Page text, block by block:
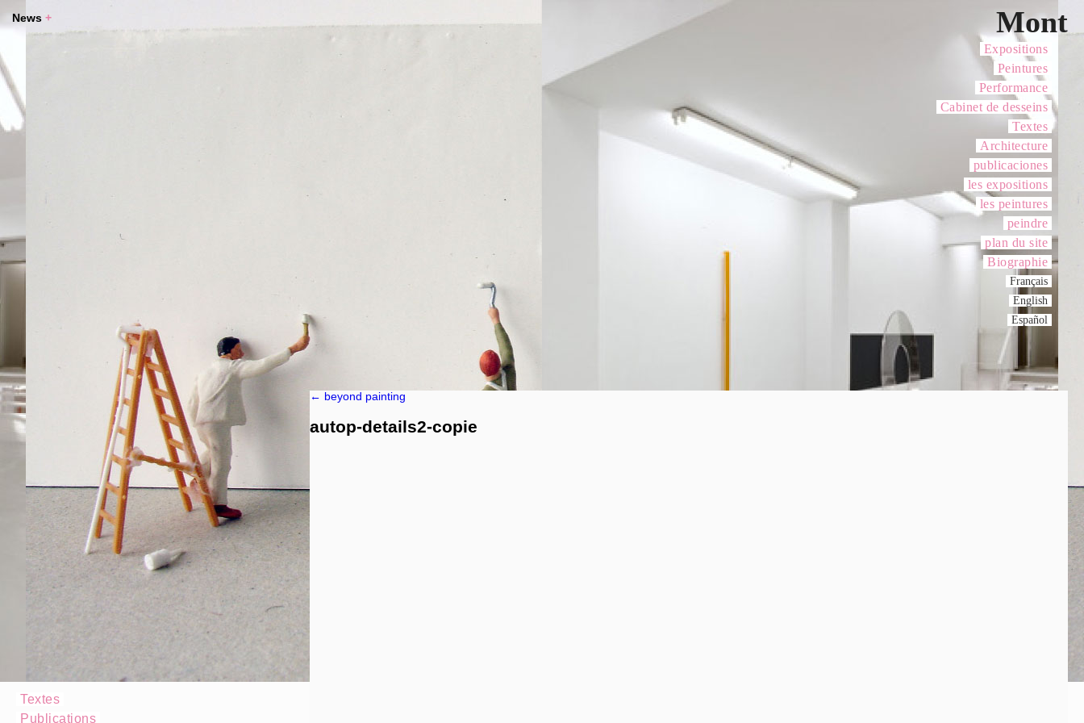
Mont
Expositions
Peintures
Performance
Cabinet de desseins
Textes
Architecture
publicaciones
les expositions
les peintures
peindre
plan du site
Biographie
Français
English
Español
Textes
Publications
News +
← beyond painting
autop-details2-copie